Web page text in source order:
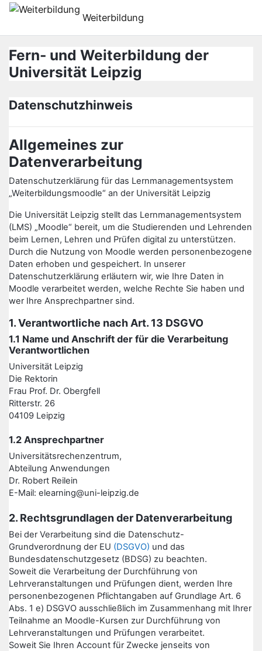
Atvērt galveno saturu
Weiterbildung
Fern- und Weiterbildung der
Universität Leipzig
Datenschutzhinweis
Allgemeines zur
Datenverarbeitung
Datenschutzerklärung für das Lernmanagementsystem
„Weiterbildungsmoodle“ an der Universität Leipzig
Die Universität Leipzig stellt das Lernmanagementsystem
(LMS) „Moodle“ bereit, um die Studierenden und Lehrenden
beim Lernen, Lehren und Prüfen digital zu unterstützen.
Durch die Nutzung von Moodle werden personenbezogene
Daten erhoben und gespeichert. In unserer
Datenschutzerklärung erläutern wir, wie Ihre Daten in
Moodle verarbeitet werden, welche Rechte Sie haben und
wer Ihre Ansprechpartner sind.
1. Verantwortliche nach Art. 13 DSGVO
1.1 Name und Anschrift der für die Verarbeitung
Verantwortlichen
Universität Leipzig
Die Rektorin
Frau Prof. Dr. Obergfell
Ritterstr. 26
04109 Leipzig
1.2 Ansprechpartner
Universitätsrechenzentrum,
Abteilung Anwendungen
Dr. Robert Reilein
E-Mail: elearning@uni-leipzig.de
2. Rechtsgrundlagen der Datenverarbeitung
Bei der Verarbeitung sind die Datenschutz-
Grundverordnung der EU (DSGVO) und das
Bundesdatenschutzgesetz (BDSG) zu beachten.
Soweit die Verarbeitung der Durchführung von
Lehrveranstaltungen und Prüfungen dient, werden Ihre
personenbezogenen Pflichtangaben auf Grundlage Art. 6
Abs. 1 e) DSGVO ausschließlich im Zusammenhang mit Ihrer
Teilnahme an Moodle-Kursen zur Durchführung von
Lehrveranstaltungen und Prüfungen verarbeitet.
Soweit Sie Ihren Account für Zwecke jenseits von